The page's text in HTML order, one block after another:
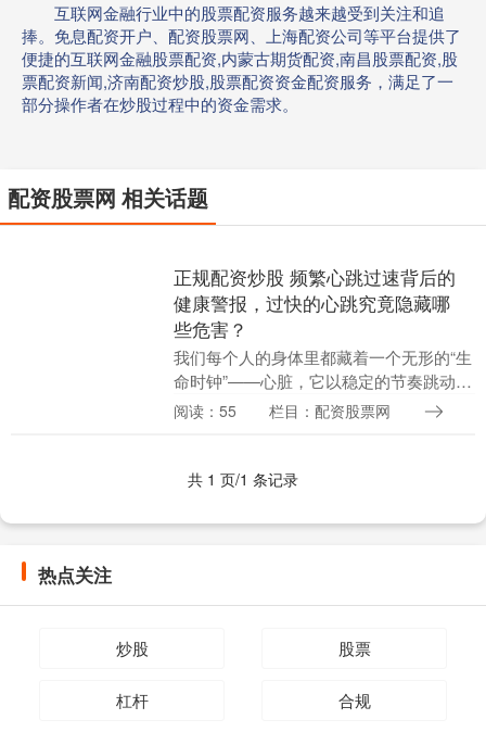
互联网金融行业中的股票配资服务越来越受到关注和追
捧。免息配资开户、配资股票网、上海配资公司等平台提供了
便捷的互联网金融股票配资,内蒙古期货配资,南昌股票配资,股
票配资新闻,济南配资炒股,股票配资资金配资服务，满足了一
部分操作者在炒股过程中的资金需求。
配资股票网 相关话题
正规配资炒股 频繁心跳过速背后的
健康警报，过快的心跳究竟隐藏哪
些危害？
我们每个人的身体里都藏着一个无形的“生
命时钟”——心脏，它以稳定的节奏跳动
着，维系着生命的延续。然而，当这个“时
阅读：55 栏目：配资股票网
共 1 页/1 条记录
热点关注
炒股 股票
杠杆 合规